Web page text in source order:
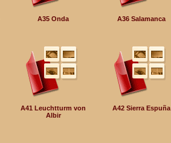
A35 Onda A36 Salamanca
A41 Leuchtturm von
Albir
A42 Sierra Espuña